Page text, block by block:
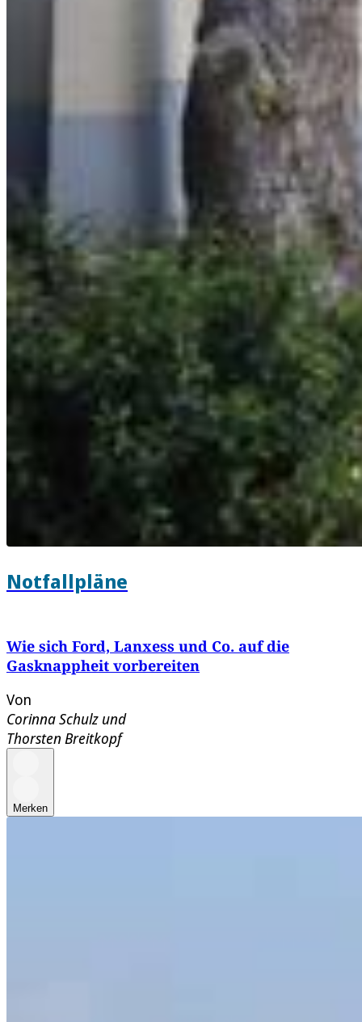
Notfallpläne
Wie sich Ford, Lanxess und Co. auf die
Gasknappheit vorbereiten
Von
Corinna Schulz und
Thorsten Breitkopf
Merken